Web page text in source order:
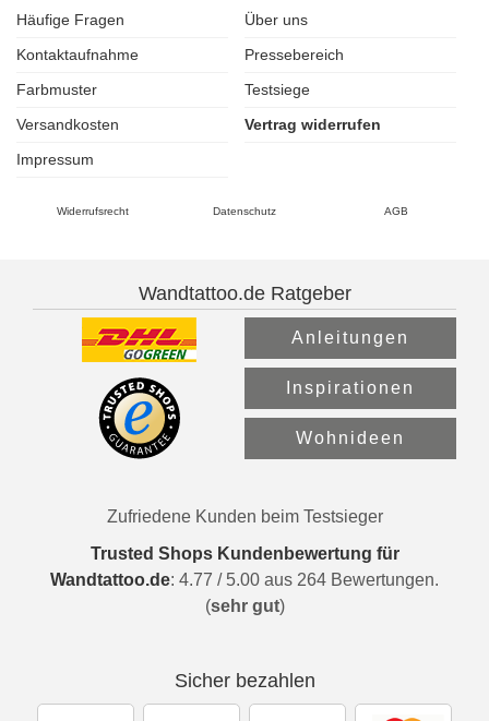
Häufige Fragen
Über uns
Kontaktaufnahme
Pressebereich
Farbmuster
Testsiege
Versandkosten
Vertrag widerrufen
Impressum
Widerrufsrecht Datenschutz AGB
Wandtattoo.de Ratgeber
Anleitungen
Inspirationen
Wohnideen
Zufriedene Kunden beim Testsieger
Trusted Shops Kundenbewertung für
Wandtattoo.de: 4.77 / 5.00 aus 264 Bewertungen.
(sehr gut)
Sicher bezahlen